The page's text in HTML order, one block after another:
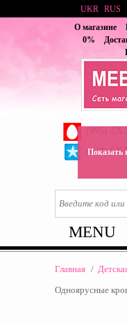
О магазине
0%
(067)
Показать
UKR RUS
MENU
Главная /
Одноярусные